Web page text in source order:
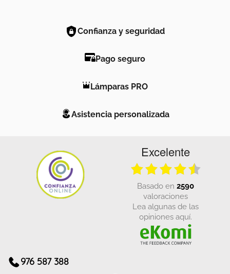
Confianza y seguridad
Pago seguro
Lámparas PRO
Asistencia personalizada
Excelente
basado en 2590
valoraciones
Lea algunas de las
opiniones aquí.
976 587 388